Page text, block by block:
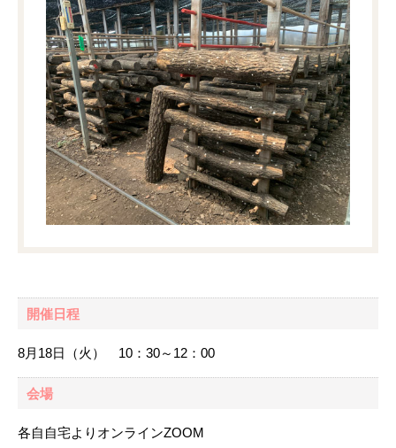
開催日程
8月18日（火） 10：30～12：00
会場
各自自宅よりオンラインZOOM